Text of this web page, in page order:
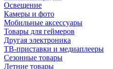
Освещение
Камеры и фото
Мобильные аксессуары
Товары для геймеров
Другая электроника
ТВ-приставки и медиаплееры
Сезонные товары
Летние товары